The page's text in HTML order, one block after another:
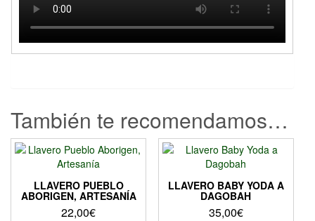
También te recomendamos…
LLAVERO PUEBLO
ABORIGEN, ARTESANÍA
22,00€
LLAVERO BABY YODA A
DAGOBAH
35,00€